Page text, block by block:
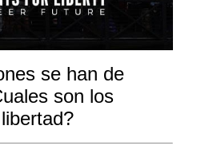
se han de
son los